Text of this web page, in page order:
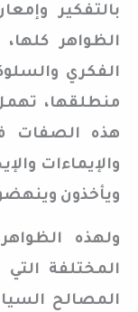
بالتفكير
الظواهر
الفكري
منطلقها،
هذه الصفات
والإيماءات
ويأخذون
ولهذه
المختلفة
المصالح